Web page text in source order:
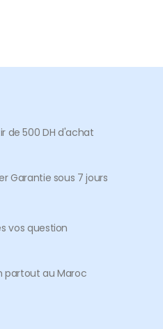
de 500 DH d'achat
Garantie sous 7 jours
vos question
partout au Maroc